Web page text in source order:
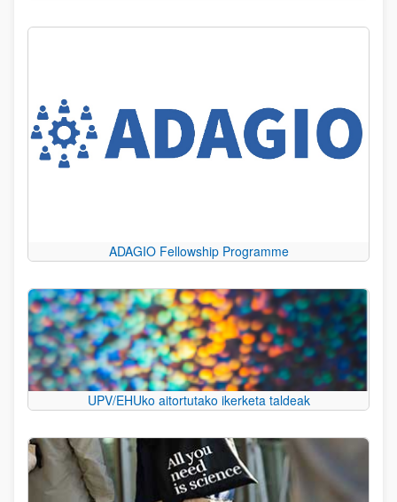
ADAGIO Fellowship Programme
UPV/EHUko aitortutako ikerketa taldeak